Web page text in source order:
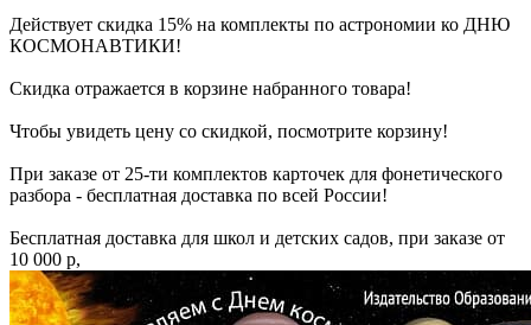
Действует скидка 15% на комплекты по астрономии ко ДНЮ
КОСМОНАВТИКИ!
Скидка отражается в корзине набранного товара!
Чтобы увидеть цену со скидкой, посмотрите корзину!
При заказе от 25-ти комплектов карточек для фонетического
разбора - бесплатная доставка по всей России!
Бесплатная доставка для школ и детских садов, при заказе от
10 000 р,